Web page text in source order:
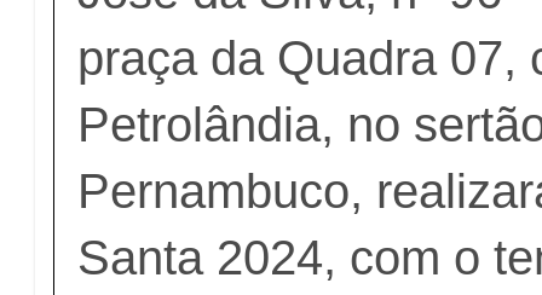
praça da Quadra 07,
Petrolândia, no
Pernambuco,
Santa 2024, com o